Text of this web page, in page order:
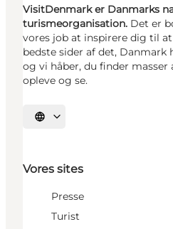
VisitDenmark er Danmarks
turismeorganisation. Det er
vores job at inspirere dig til
bedste sider af det, Danmark
og vi håber, du finder masser
opleve og se.
Vælg sprog
Vores sites
Presse
Turist